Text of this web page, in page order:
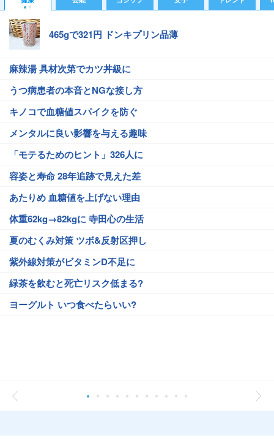
465gで321円 ドンキプリン品薄
麻辣湯 具材次第でカツ丼級に
うつ病患者の本音とNGな接し方
キノコで血糖値スパイクを防ぐ
メンタルに良い影響を与える趣味
「モテるためのヒント」326人に
容姿と寿命 28年追跡で見えた差
あたりめ 血糖値を上げない理由
体重62kg→82kgに 寺田心の生活
夏のむくみ対策 ツボ&反射区押し
紫外線対策がビタミンD不足に
緑茶を飲むと死亡リスク低まる?
ヨーグルト いつ食べたらいい?